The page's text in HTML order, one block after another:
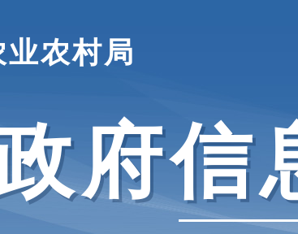
农村局
府信